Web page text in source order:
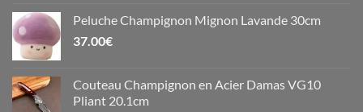
Peluche Champignon Mignon Lavande 30cm
37.00€
Couteau Champignon en Acier Damas VG10
Pliant 20.1cm